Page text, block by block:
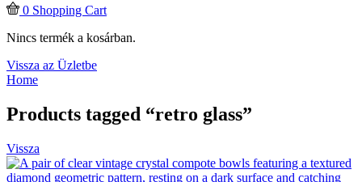
0 Shopping Cart
Nincs termék a kosárban.
Vissza az Üzletbe
Home
Products tagged “retro glass”
Vissza